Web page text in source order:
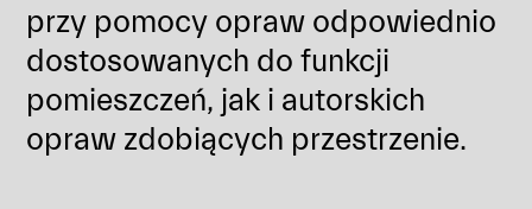
przy pomocy opraw odpowiednio
dostosowanych do funkcji
pomieszczeń, jak i autorskich
opraw zdobiących przestrzenie.